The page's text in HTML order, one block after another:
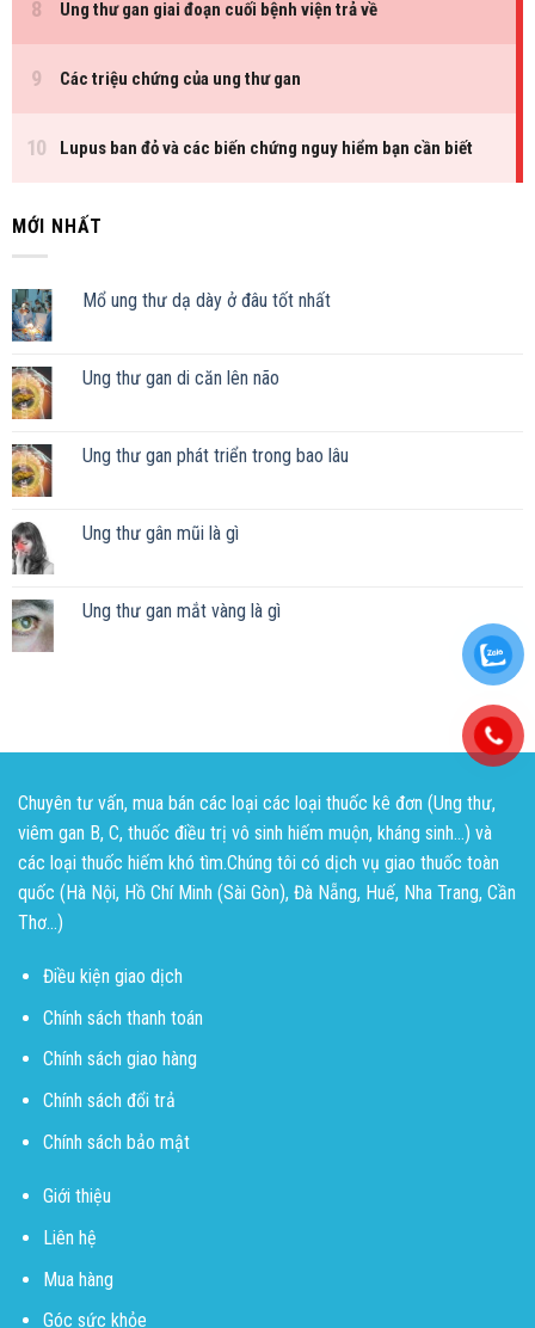
MỚI NHẤT
Mổ ung thư dạ dày ở đâu tốt nhất
Ung thư gan di căn lên não
Ung thư gan phát triển trong bao lâu
Ung thư gân mũi là gì
Ung thư gan mắt vàng là gì
Chuyên tư vấn, mua bán các loại các loại thuốc kê đơn (Ung thư,
viêm gan B, C, thuốc điều trị vô sinh hiếm muộn, kháng sinh...) và
các loại thuốc hiếm khó tìm.Chúng tôi có dịch vụ giao thuốc toàn
quốc (Hà Nội, Hồ Chí Minh (Sài Gòn), Đà Nẵng, Huế, Nha Trang, Cần
Thơ...)
Điều kiện giao dịch
Chính sách thanh toán
Chính sách giao hàng
Chính sách đổi trả
Chính sách bảo mật
Giới thiệu
Liên hệ
Mua hàng
Góc sức khỏe